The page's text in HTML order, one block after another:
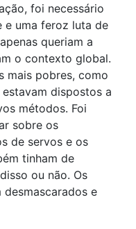
foi necessário
e uma feroz luta de
queriam a
o contexto global.
mais pobres, como
dispostos a
métodos. Foi
sobre os
de servos e os
tinham de
ou não. Os
e